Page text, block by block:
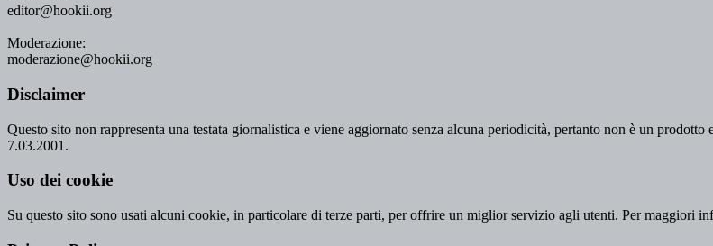
editor@hookii.org
Moderazione:
moderazione@hookii.org
Disclaimer
Questo sito non rappresenta una testata giornalistica e viene aggiornato senza alcuna periodicità, pertanto non è un
7.03.2001.
Uso dei cookie
Su questo sito sono usati alcuni cookie, in particolare di terze parti, per offrire un miglior servizio agli utenti. Per maggiori